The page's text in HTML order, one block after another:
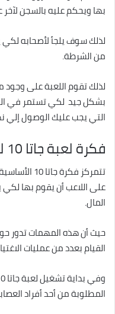
بها ويحكم عليه بالسجن
لذلك سوف يلجأ لأصحابه
من الشرطة.
لذلك تقوم اللعبة على
بشكل جيد لكي تستمر في
التي يجب عليك الوصول إلي
فكرة لعبة جاتا 10 للكمبيوتر.
تتمركز
على اللاعب أن يقوم بها
المال.
حيث أن هذه المهمات تدور
القيام بعدد من عمليات
المطلوبة من أحد أفراد